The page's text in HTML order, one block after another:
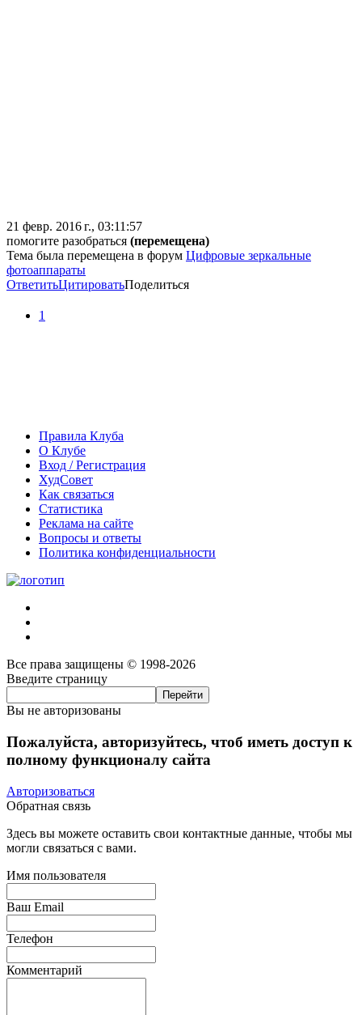
21 февр. 2016 г., 03:11:57
помогите разобраться (перемещена)
Тема была перемещена в форум Цифровые зеркальные
фотоаппараты
ОтветитьЦитироватьПоделиться
1
Правила Клуба
О Клубе
Вход / Регистрация
ХудСовет
Как связаться
Статистика
Реклама на сайте
Вопросы и ответы
Политика конфиденциальности
Все права защищены © 1998-2026
Введите страницу
Вы не авторизованы
Пожалуйста, авторизуйтесь, чтоб иметь доступ к
полному функционалу сайта
Авторизоваться
Обратная связь
Здесь вы можете оставить свои контактные данные, чтобы мы
могли связаться с вами.
Имя пользователя
Ваш Email
Телефон
Комментарий